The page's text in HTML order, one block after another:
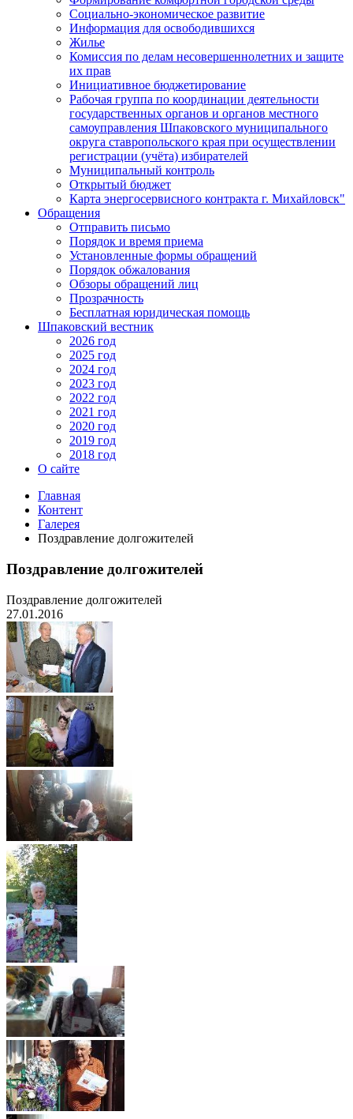
Социально-экономическое развитие
Информация для освободившихся
Жилье
Комиссия по делам несовершеннолетних и защите
их прав
Инициативное бюджетирование
Рабочая группа по координации деятельности
государственных органов и органов местного
самоуправления Шпаковского муниципального
округа ставропольского края при осуществлении
регистрации (учёта) избирателей
Муниципальный контроль
Открытый бюджет
Карта энергосервисного контракта г. Михайловск"
Обращения
Отправить письмо
Порядок и время приема
Установленные формы обращений
Порядок обжалования
Обзоры обращений лиц
Прозрачность
Бесплатная юридическая помощь
Шпаковский вестник
2026 год
2025 год
2024 год
2023 год
2022 год
2021 год
2020 год
2019 год
2018 год
О сайте
Главная
Контент
Галерея
Поздравление долгожителей
Поздравление долгожителей
Поздравление долгожителей
27.01.2016